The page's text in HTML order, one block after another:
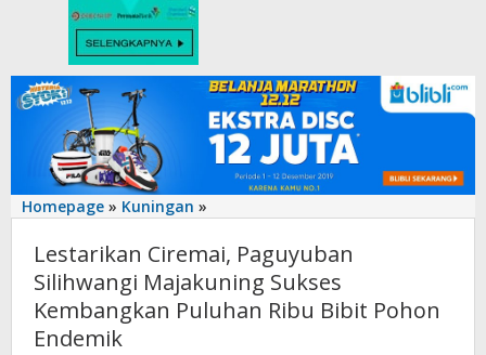
Homepage » Kuningan »
Paguyuban
Silihwangi
Majakuning
Sukses
‎Lestarikan Ciremai, Paguyuban
Silihwangi Majakuning Sukses
Kembangkan Puluhan Ribu Bibit Pohon
Endemik